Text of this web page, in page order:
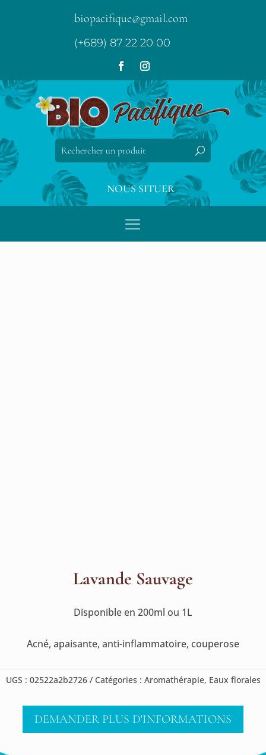
biopacifique@gmail.com
(+689) 87 22 20 00
NOUS SITUER
Lavande Sauvage
Disponible en 200ml ou 1L
Acné, apaisante, anti-inflammatoire, couperose
UGS : 02522a2b2726 Catégories : Aromathérapie, Eaux florales
DEMANDER PLUS D'INFORMATIONS